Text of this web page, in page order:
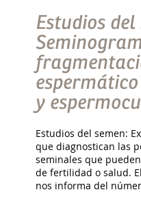
Estudios del
espermático
y
Estudios del semen:
que diagnostican las
seminales que
de fertilidad o salud.
nos informa del